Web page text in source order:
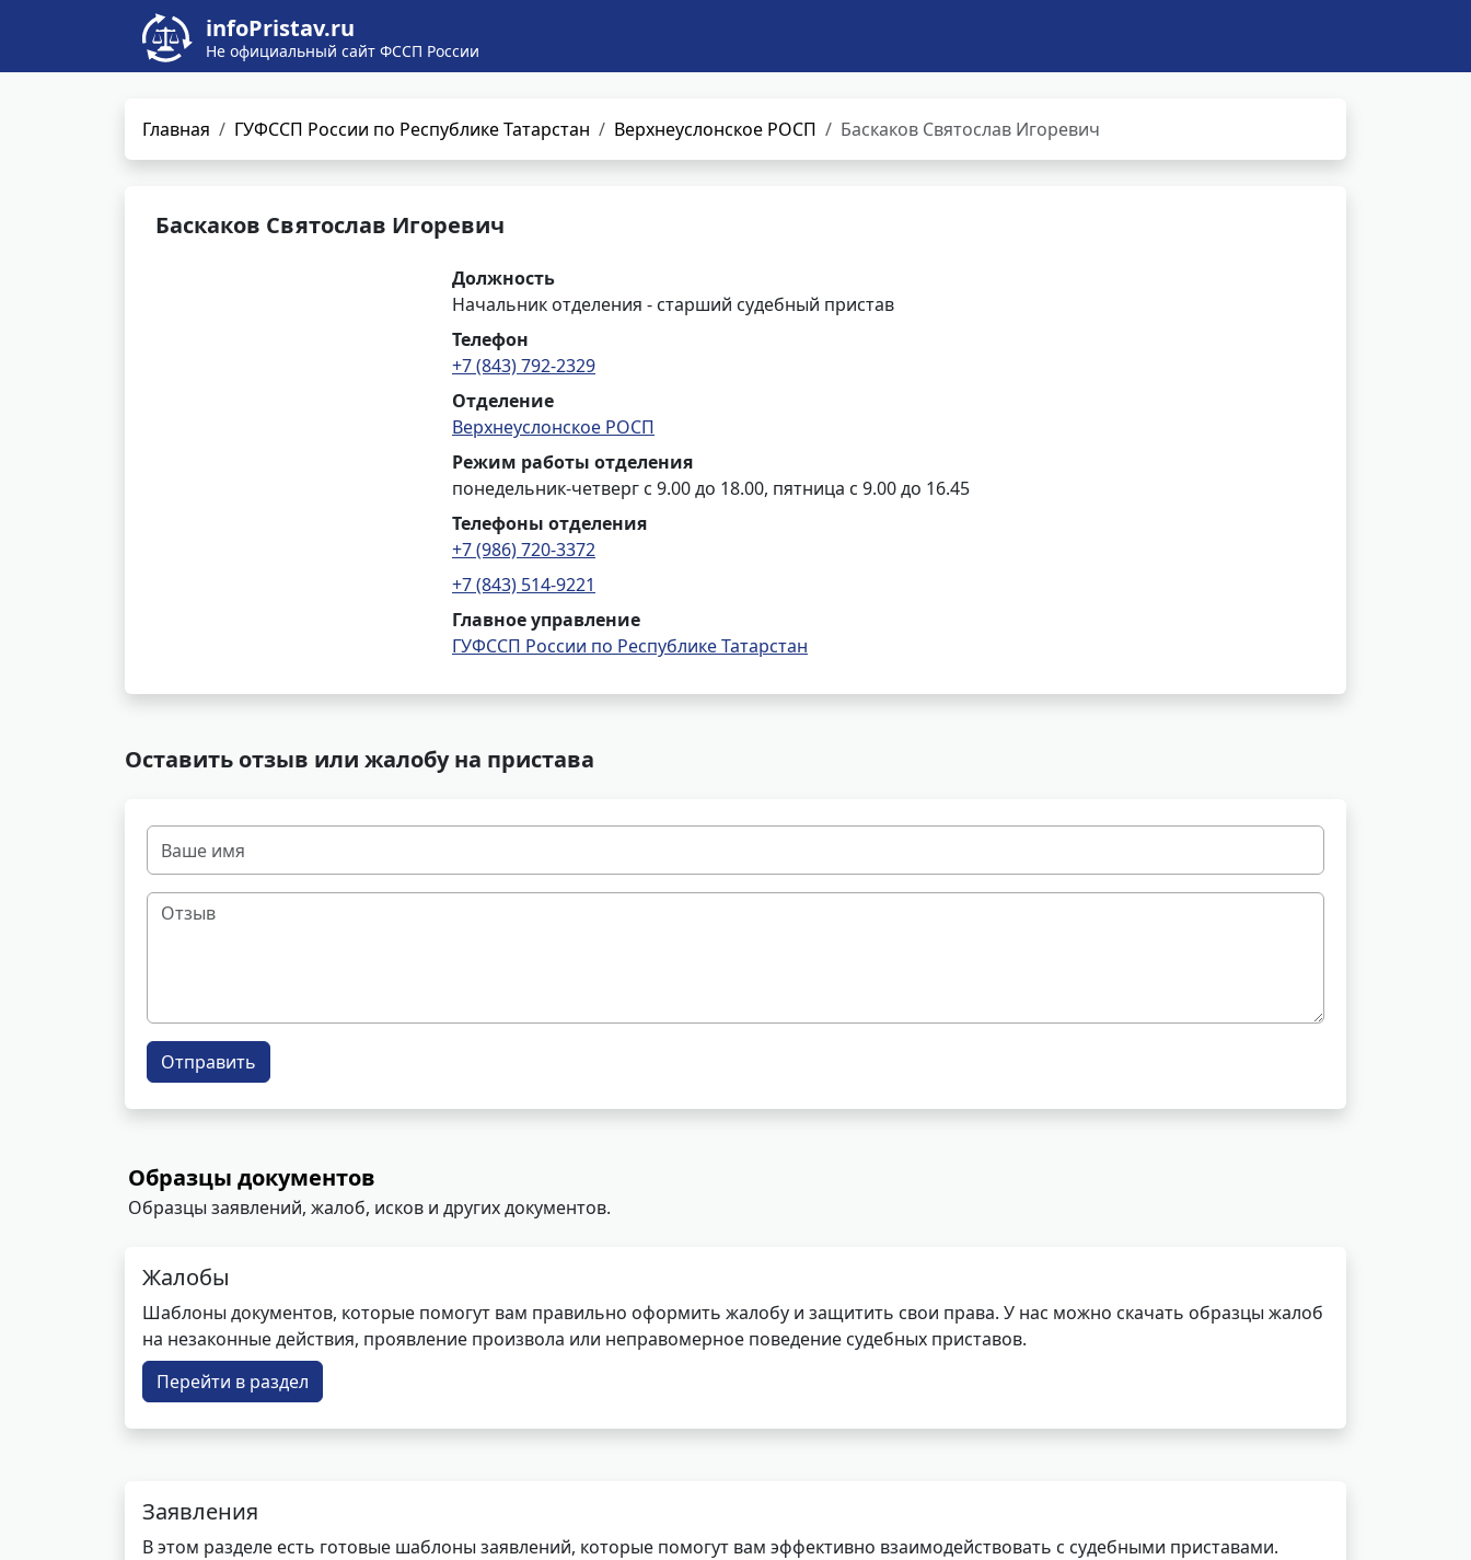
infoPristav.ru
Не официальный сайт ФССП России
Главная ГУФССП России по Республике Татарстан Верхнеуслонское РОСП Баскаков Святослав Игоревич
Баскаков Святослав Игоревич
Должность
Начальник отделения - старший судебный пристав
Телефон
+7 (843) 792-2329
Отделение
Верхнеуслонское РОСП
Режим работы отделения
понедельник-четверг с 9.00 до 18.00, пятница с 9.00 до 16.45
Телефоны отделения
+7 (986) 720-3372
+7 (843) 514-9221
Главное управление
ГУФССП России по Республике Татарстан
Оставить отзыв или жалобу на пристава
Отправить
Образцы документов
Образцы заявлений, жалоб, исков и других документов.
Жалобы
Шаблоны документов, которые помогут вам правильно оформить жалобу и защитить свои права. У нас можно скачать образцы жалоб
на незаконные действия, проявление произвола или неправомерное поведение судебных приставов.
Перейти в раздел
Заявления
В этом разделе есть готовые шаблоны заявлений, которые помогут вам эффективно взаимодействовать с судебными приставами.